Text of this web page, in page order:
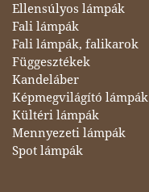
Ellensúlyos lámpák
Fali lámpák
Fali lámpák, falikarok
Függesztékek
Kandeláber
Képmegvilágító lámpák
Kültéri lámpák
Mennyezeti lámpák
Spot lámpák